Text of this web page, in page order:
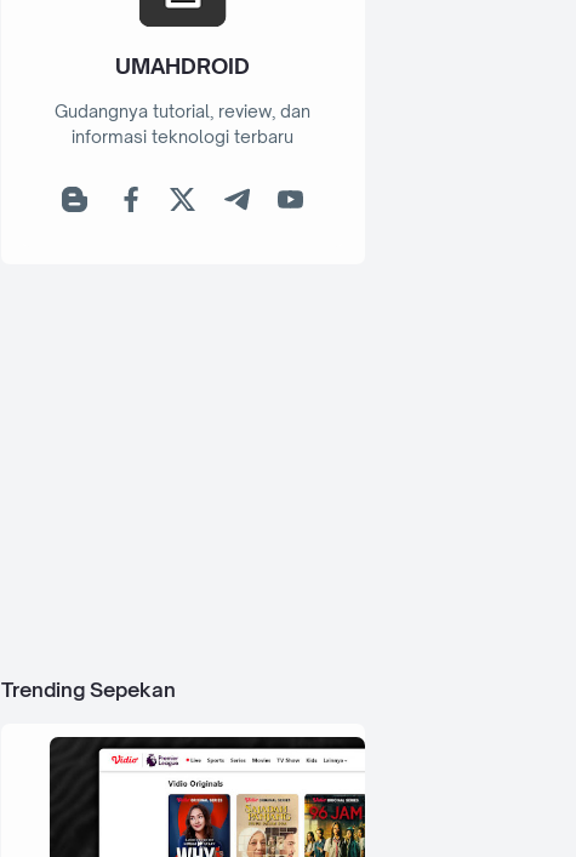
UMAHDROID
Gudangnya tutorial, review, dan
informasi teknologi terbaru
Trending Sepekan